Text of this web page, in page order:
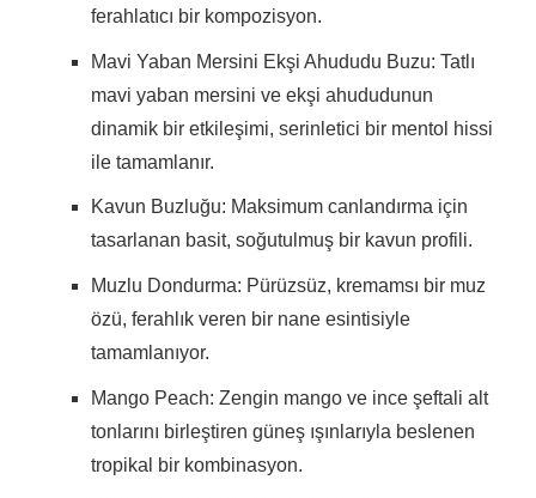
ferahlatıcı bir kompozisyon.
Mavi Yaban Mersini Ekşi Ahududu Buzu: Tatlı
mavi yaban mersini ve ekşi ahududunun
dinamik bir etkileşimi, serinletici bir mentol hissi
ile tamamlanır.
Kavun Buzluğu: Maksimum canlandırma için
tasarlanan basit, soğutulmuş bir kavun profili.
Muzlu Dondurma: Pürüzsüz, kremamsı bir muz
özü, ferahlık veren bir nane esintisiyle
tamamlanıyor.
Mango Peach: Zengin mango ve ince şeftali alt
tonlarını birleştiren güneş ışınlarıyla beslenen
tropikal bir kombinasyon.